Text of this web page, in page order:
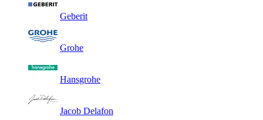
Geberit
Grohe
Hansgrohe
Jacob Delafon